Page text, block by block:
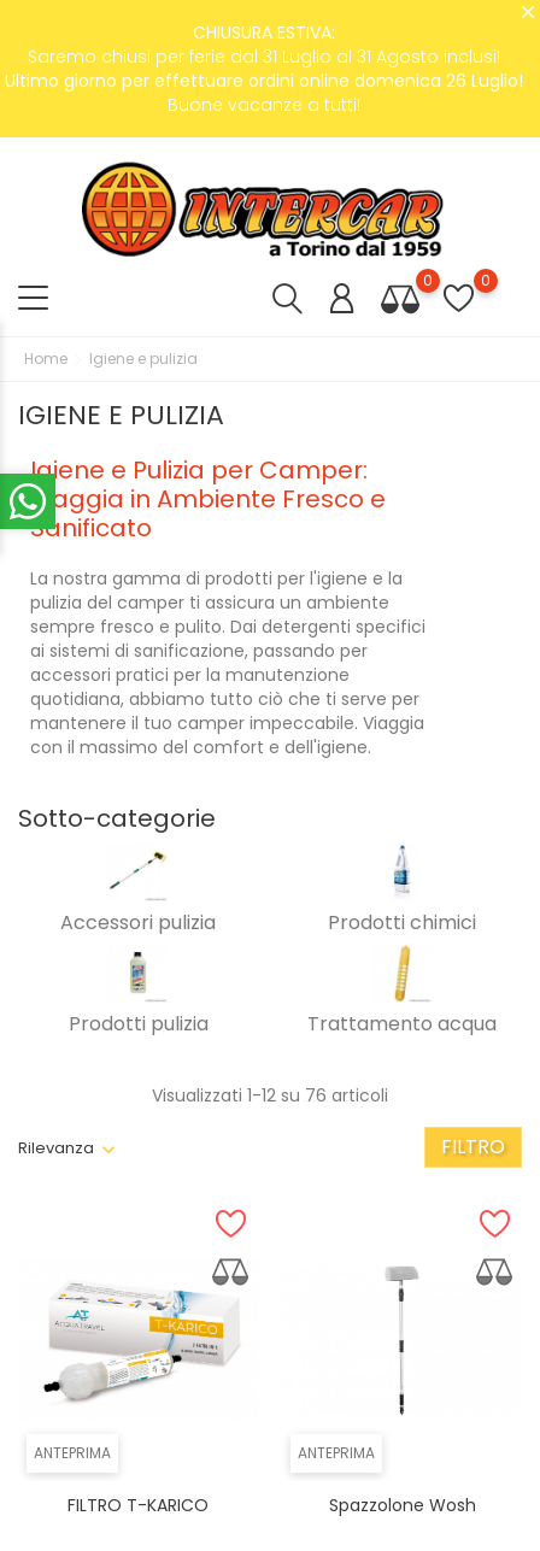
CHIUSURA ESTIVA:
Saremo chiusi per ferie dal 31 Luglio al 31 Agosto inclusi!
Ultimo giorno per effettuare ordini online domenica 26 Luglio!
Buone vacanze a tutti!
0 0
Home Igiene e pulizia
IGIENE E PULIZIA
Igiene e Pulizia per Camper:
Viaggia in Ambiente Fresco e
Sanificato
La nostra gamma di prodotti per l'igiene e la
pulizia del camper ti assicura un ambiente
sempre fresco e pulito. Dai detergenti specifici
ai sistemi di sanificazione, passando per
accessori pratici per la manutenzione
quotidiana, abbiamo tutto ciò che ti serve per
mantenere il tuo camper impeccabile. Viaggia
con il massimo del comfort e dell'igiene.
Sotto-categorie
Accessori pulizia Prodotti chimici
Prodotti pulizia Trattamento acqua
Rilevanza FILTRO
Visualizzati 1-12 su 76 articoli
ANTEPRIMA
FILTRO T-KARICO
ANTEPRIMA
Spazzolone Wosh